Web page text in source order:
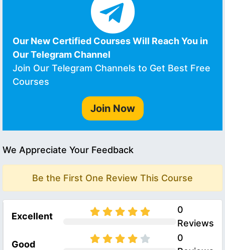
Our New Certified Courses Will Reach You in
Our Telegram Channel
Join Our Telegram Channels to Get Best Free
Courses
Join Now
We Appreciate Your Feedback
Be the First One Review This Course
Excellent
0
Reviews
Good
0